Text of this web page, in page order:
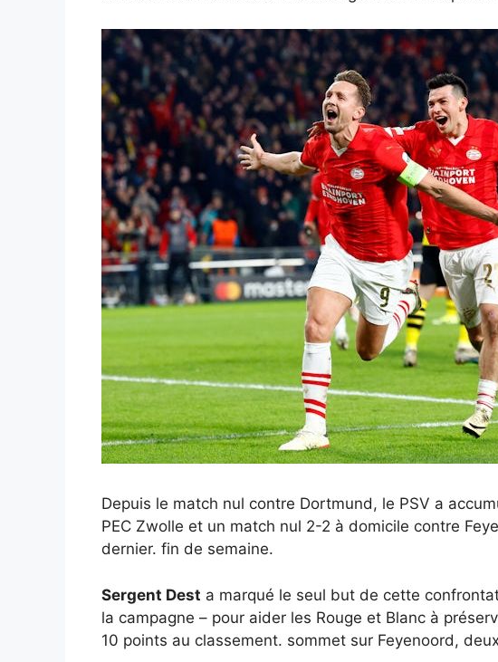
Depuis le match nul contre Dortmund, le PSV a
PEC Zwolle et un match nul 2-2 à domicile contre
dernier. fin de semaine.
Sergent Dest a marqué le seul but de cette
la campagne – pour aider les Rouge et Blanc à
10 points au classement. sommet sur Feyenoord,